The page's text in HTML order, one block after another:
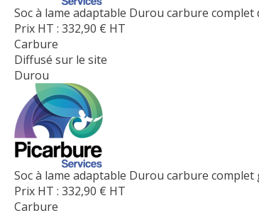
Soc à lame adaptable Durou carbure complet
Prix HT : 332,90 € HT
Carbure
Diffusé sur le site
Durou
Soc à lame adaptable Durou carbure complet
Prix HT : 332,90 € HT
Carbure